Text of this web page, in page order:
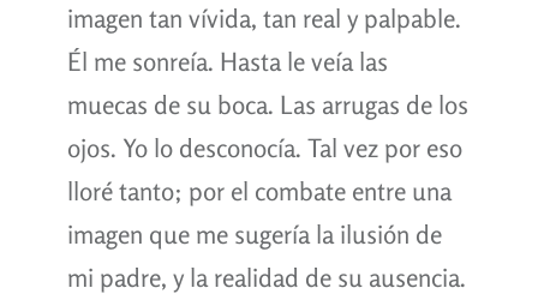
imagen tan vívida, tan real y palpable.
Él me sonreía. Hasta le veía las
muecas de su boca. Las arrugas de los
ojos. Yo lo desconocía. Tal vez por eso
lloré tanto; por el combate entre una
imagen que me sugería la ilusión de
mi padre, y la realidad de su ausencia.